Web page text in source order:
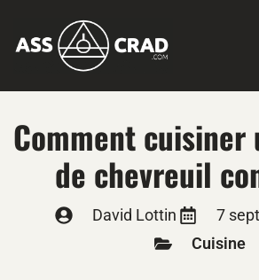
Comment cuisiner
de chevreuil
David Lottin
7
Cuisine